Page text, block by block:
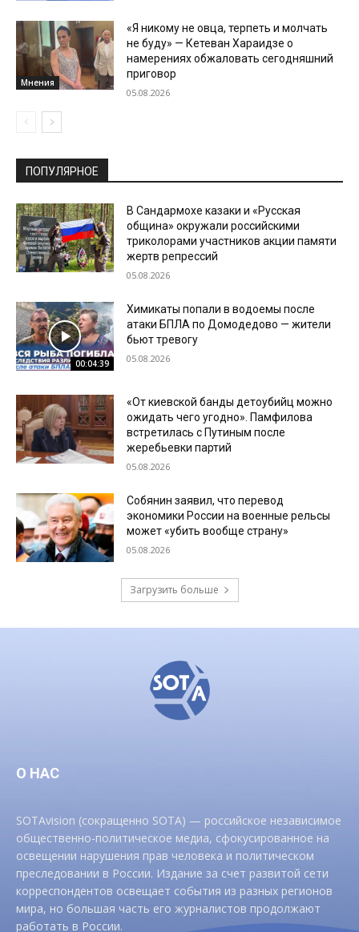
Мнения
«Я никому не овца, терпеть и молчать
не буду» — Кетеван Хараидзе о
намерениях обжаловать сегодняшний
приговор
05.08.2026
ПОПУЛЯРНОЕ
В Сандармохе казаки и «Русская
община» окружали российскими
триколорами участников акции памяти
жертв репрессий
05.08.2026
00:04:39
Химикаты попали в водоемы после
атаки БПЛА по Домодедово — жители
бьют тревогу
05.08.2026
«От киевской банды детоубийц можно
ожидать чего угодно». Памфилова
встретилась с Путиным после
жеребьевки партий
05.08.2026
Собянин заявил, что перевод
экономики России на военные рельсы
может «убить вообще страну»
05.08.2026
Загрузить больше
О НАС
SOTAvision (сокращенно SOTA) — российское независимое
общественно-политическое медиа, сфокусированное на
освещении нарушения прав человека и политическом
преследовании в России. Издание за счет развитой сети
корреспондентов освещает события из разных регионов
мира, но большая часть его журналистов продолжают
работать в России.